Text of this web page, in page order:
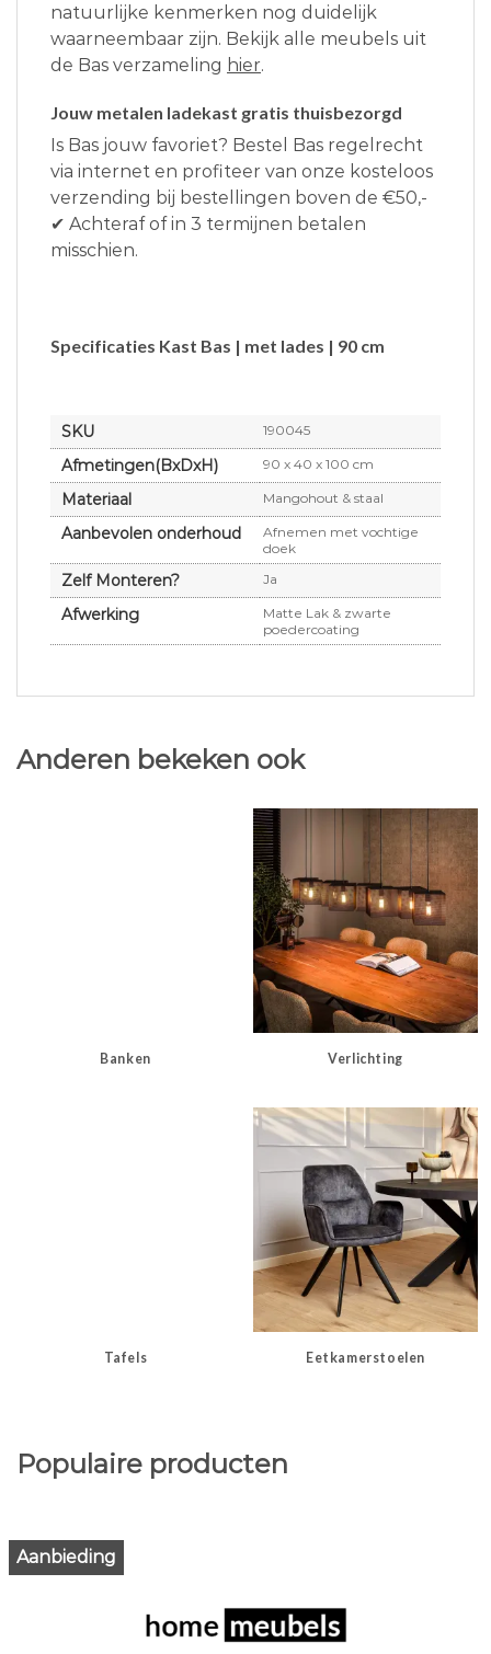
natuurlijke kenmerken nog duidelijk
waarneembaar zijn. Bekijk alle meubels uit
de Bas verzameling hier.
Jouw metalen ladekast gratis thuisbezorgd
Is Bas jouw favoriet? Bestel Bas regelrecht
via internet en profiteer van onze kosteloos
verzending bij bestellingen boven de €50,-
✔ Achteraf of in 3 termijnen betalen
misschien.
Specificaties Kast Bas | met lades | 90 cm
SKU 190045
Afmetingen(BxDxH) 90 x 40 x 100 cm
Materiaal Mangohout & staal
Aanbevolen onderhoud
Afnemen met vochtige
doek
Zelf Monteren? Ja
Afwerking
Matte Lak & zwarte
poedercoating
Anderen bekeken ook
Banken Verlichting
Tafels Eetkamerstoelen
Populaire producten
Aanbieding